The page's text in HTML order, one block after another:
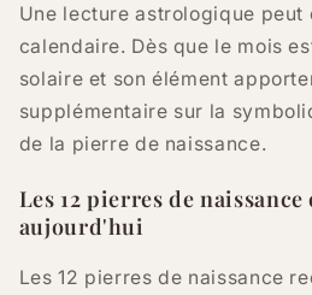
Une lecture astrologique
calendaire. Dès que le mois
solaire et son élément
supplémentaire sur la
de la pierre de naissance.
Les 12 pierres de
aujourd'hui
Les 12 pierres de naissance